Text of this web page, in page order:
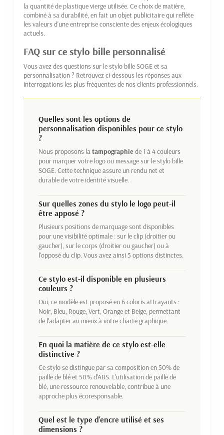
la quantité de plastique vierge utilisée. Ce choix de matière,
combiné à sa durabilité, en fait un objet publicitaire qui reflète
les valeurs d'une entreprise consciente des enjeux écologiques
actuels.
FAQ sur ce stylo bille personnalisé
Vous avez des questions sur le stylo bille SOGE et sa
personnalisation ? Retrouvez ci-dessous les réponses aux
interrogations les plus fréquentes de nos clients professionnels.
Quelles sont les options de
personnalisation disponibles pour ce stylo
?
Nous proposons latampographiede 1 à 4 couleurs
pour marquer votre logo ou message sur le stylo bille
SOGE. Cette technique assure un rendu net et
durable de votre identité visuelle.
Sur quelles zones du stylo le logo peut-il
être apposé ?
Plusieurs positions de marquage sont disponibles
pour une visibilité optimale : sur le clip (droitier ou
gaucher), sur le corps (droitier ou gaucher) ou à
l'opposé du clip. Vous avez ainsi 5 options distinctes.
Ce stylo est-il disponible en plusieurs
couleurs ?
Oui, ce modèle est proposé en 6 coloris attrayants :
Noir, Bleu, Rouge, Vert, Orange et Beige, permettant
de l'adapter au mieux à votre charte graphique.
En quoi la matière de ce stylo est-elle
distinctive ?
Ce stylo se distingue par sa composition en 50% de
paille de blé et 50% d'ABS. L'utilisation de paille de
blé, une ressource renouvelable, contribue à une
approche plus écoresponsable.
Quel est le type d'encre utilisé et ses
dimensions ?